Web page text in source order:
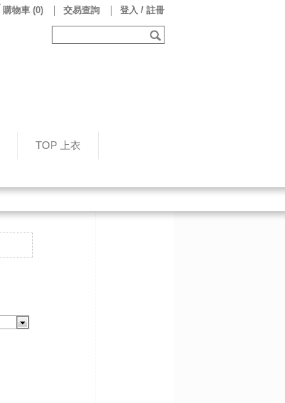
TOP 上衣
購物車 (0) 交易查詢 登入 / 註冊